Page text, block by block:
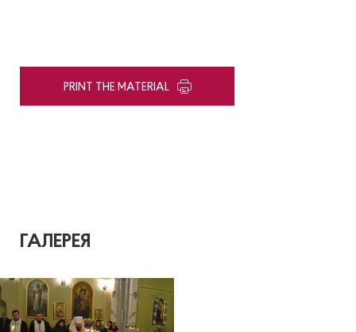
PRINT THE MATERIAL
ГАЛЕРЕЯ